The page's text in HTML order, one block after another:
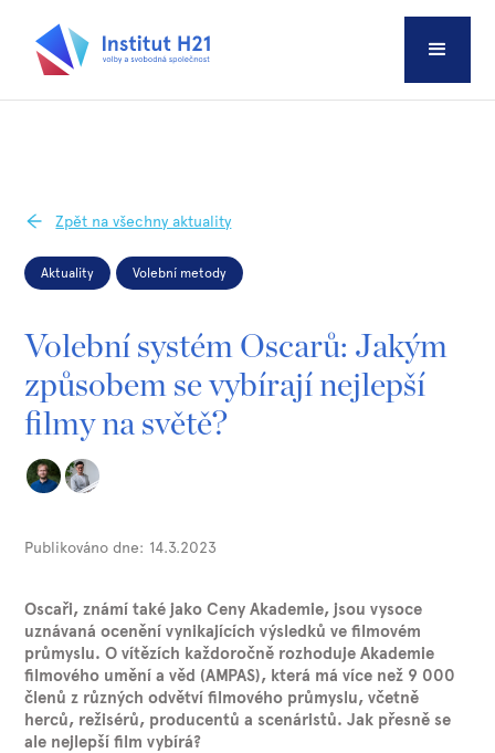
Zpět na všechny aktuality
Aktuality Volební metody
Volební systém Oscarů: Jakým
způsobem se vybírají nejlepší
filmy na světě?
Publikováno dne: 14.3.2023
Oscaři, známí také jako Ceny Akademie, jsou vysoce
uznávaná ocenění vynikajících výsledků ve filmovém
průmyslu. O vítězích každoročně rozhoduje Akademie
filmového umění a věd (AMPAS), která má více než 9 000
členů z různých odvětví filmového průmyslu, včetně
herců, režisérů, producentů a scenáristů. Jak přesně se
ale nejlepší film vybírá?